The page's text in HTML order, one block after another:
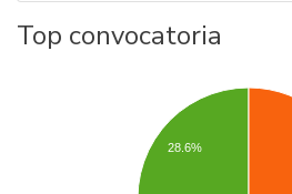
Top convocatoria
28.6%